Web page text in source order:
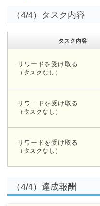
（4/4）タスク内容
タスク内容
リワードを受け取る
（タスクなし）
リワードを受け取る
（タスクなし）
リワードを受け取る
（タスクなし）
（4/4）達成報酬